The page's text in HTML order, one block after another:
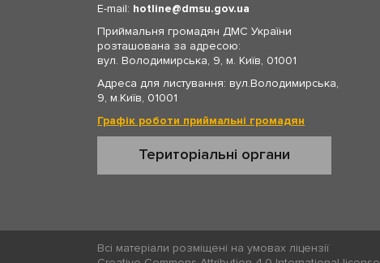
E-mail: hotline
dmsu.gov.ua
Приймальня громадян ДМС України
розташована за адресою:
вул. Володимирська, 9, м. Київ, 01001
Адреса для листування: вул.Володимирська,
9, м.Київ, 01001
Графік роботи приймальні громадян
Територіальні органи
Всі матеріали розміщені на умовах ліцензії